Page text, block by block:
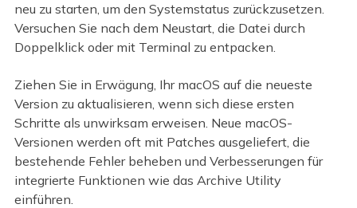
neu zu starten, um den Systemstatus zurückzusetzen.
Versuchen Sie nach dem Neustart, die Datei durch
Doppelklick oder mit Terminal zu entpacken.
Ziehen Sie in Erwägung, Ihr macOS auf die neueste
Version zu aktualisieren, wenn sich diese ersten
Schritte als unwirksam erweisen. Neue macOS-
Versionen werden oft mit Patches ausgeliefert, die
bestehende Fehler beheben und Verbesserungen für
integrierte Funktionen wie das Archive Utility
einführen.